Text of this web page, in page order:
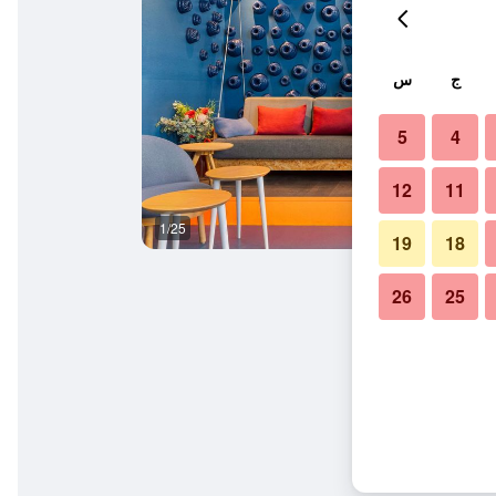
1/25
ج س
4
5
11
12
18
19
25
26